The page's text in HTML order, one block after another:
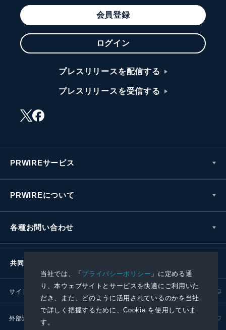
当社では、「プライバシーポリシー 」に定める通
り、本ウェブサイトとサービスを快適にご利用いた
だき、また、どのように活用されているのかを当社
で詳しく把握するために、Cookie を使用していま
す。
会員登録
ログイン
プレスリリースを配信する
プレスリリースを受信する
PRWIREサービス
PRWIREについて
各種お問い合わせ
共同通信社グループ
サイトポリシー プライバシーポリシー
外部送信ポリシー